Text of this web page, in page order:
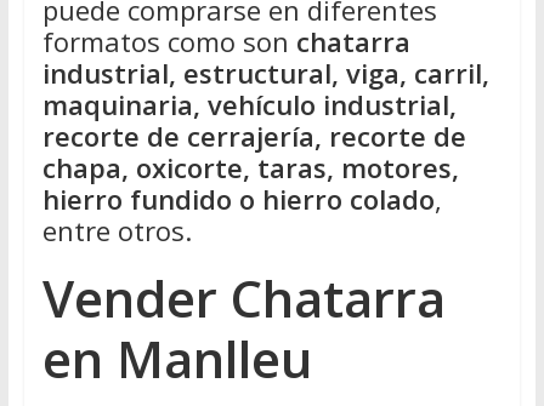
puede comprarse en diferentes
formatos como son chatarra
industrial, estructural, viga, carril,
maquinaria, vehículo industrial,
recorte de cerrajería, recorte de
chapa, oxicorte, taras, motores,
hierro fundido o hierro colado,
entre otros.
Vender Chatarra
en Manlleu